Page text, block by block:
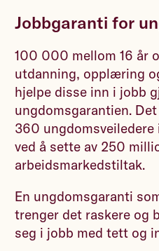
Jobbgaranti for
100 000 mellom 16 år
utdanning, opplæring
hjelpe disse inn i jobb
ungdomsgarantien.
360 ungdomsveiledere
ved å sette av 250
arbeidsmarkedstiltak.
En ungdomsgaranti
trenger det raskere og
seg i jobb med tett og